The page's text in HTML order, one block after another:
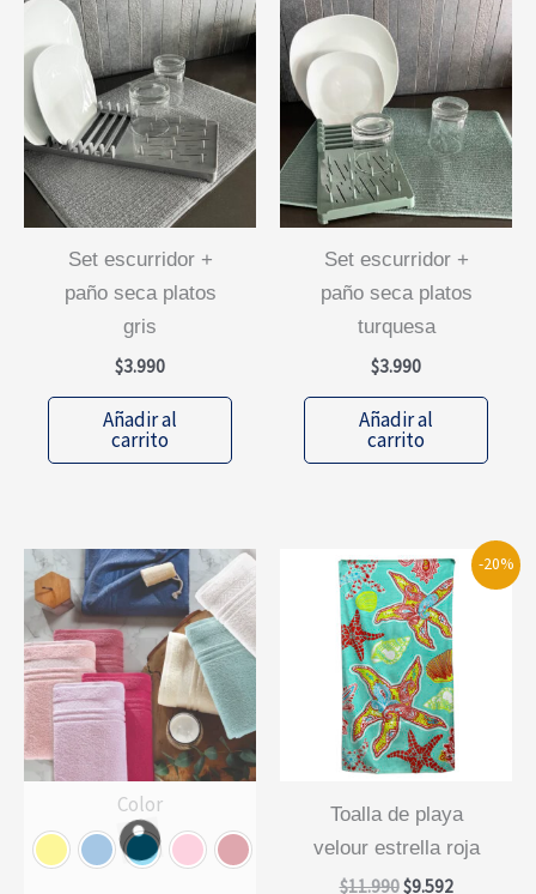
Las
opciones
pueden
elegir
en
set escurridor +
paño seca platos
gris
$3.990
Añadir al
carrito
set escurridor +
paño seca platos
turquesa
$3.990
Añadir al
carrito
Color
-20%
toalla de playa
velour estrella roja
$11.990El
$9.592El